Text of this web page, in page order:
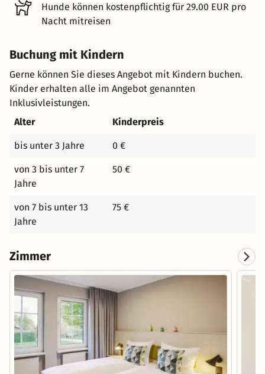
Hunde können kostenpflichtig für 29.00 EUR pro
Nacht mitreisen
Buchung mit Kindern
Gerne können Sie dieses Angebot mit Kindern buchen.
Kinder erhalten alle im Angebot genannten
Inklusivleistungen.
Alter
Kinderpreis
bis unter 3 Jahre 0 €
von 3 bis unter 7
Jahre
50 €
von 7 bis unter 13
Jahre
75 €
Zimmer